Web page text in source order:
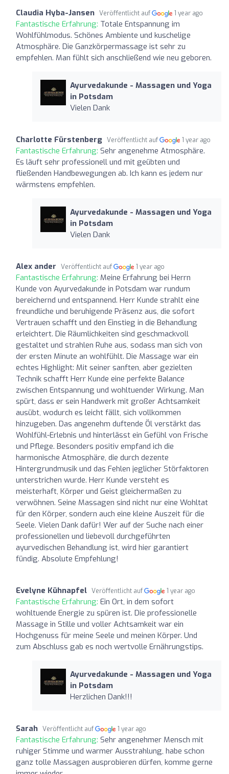
Claudia Hyba-Jansen Veröffentlicht auf 1 year ago
Fantastische Erfahrung: Totale Entspannung im
Wohlfühlmodus. Schönes Ambiente und kuschelige
Atmosphäre. Die Ganzkörpermassage ist sehr zu
empfehlen. Man fühlt sich anschließend wie neu geboren.
Ayurvedakunde - Massagen und Yoga
in Potsdam
Vielen Dank
Charlotte Fürstenberg Veröffentlicht auf 1 year ago
Fantastische Erfahrung: Sehr angenehme Atmosphäre.
Es läuft sehr professionell und mit geübten und
fließenden Handbewegungen ab. Ich kann es jedem nur
wärmstens empfehlen.
Ayurvedakunde - Massagen und Yoga
in Potsdam
Vielen Dank
Alex ander Veröffentlicht auf 1 year ago
Fantastische Erfahrung: Meine Erfahrung bei Herrn
Kunde von Ayurvedakunde in Potsdam war rundum
bereichernd und entspannend. Herr Kunde strahlt eine
freundliche und beruhigende Präsenz aus, die sofort
Vertrauen schafft und den Einstieg in die Behandlung
erleichtert. Die Räumlichkeiten sind geschmackvoll
gestaltet und strahlen Ruhe aus, sodass man sich von
der ersten Minute an wohlfühlt. Die Massage war ein
echtes Highlight: Mit seiner sanften, aber gezielten
Technik schafft Herr Kunde eine perfekte Balance
zwischen Entspannung und wohltuender Wirkung. Man
spürt, dass er sein Handwerk mit großer Achtsamkeit
ausübt, wodurch es leicht fällt, sich vollkommen
hinzugeben. Das angenehm duftende Öl verstärkt das
Wohlfühl-Erlebnis und hinterlässt ein Gefühl von Frische
und Pflege. Besonders positiv empfand ich die
harmonische Atmosphäre, die durch dezente
Hintergrundmusik und das Fehlen jeglicher Störfaktoren
unterstrichen wurde. Herr Kunde versteht es
meisterhaft, Körper und Geist gleichermaßen zu
verwöhnen. Seine Massagen sind nicht nur eine Wohltat
für den Körper, sondern auch eine kleine Auszeit für die
Seele. Vielen Dank dafür! Wer auf der Suche nach einer
professionellen und liebevoll durchgeführten
ayurvedischen Behandlung ist, wird hier garantiert
fündig. Absolute Empfehlung!
Evelyne Kühnapfel Veröffentlicht auf 1 year ago
Fantastische Erfahrung: Ein Ort, in dem sofort
wohltuende Energie zu spüren ist. Die professionelle
Massage in Stille und voller Achtsamkeit war ein
Hochgenuss für meine Seele und meinen Körper. Und
zum Abschluss gab es noch wertvolle Ernährungstips.
Ayurvedakunde - Massagen und Yoga
in Potsdam
Herzlichen Dank!!!
Sarah Veröffentlicht auf 1 year ago
Fantastische Erfahrung: Sehr angenehmer Mensch mit
ruhiger Stimme und warmer Ausstrahlung, habe schon
ganz tolle Massagen ausprobieren dürfen, komme gerne